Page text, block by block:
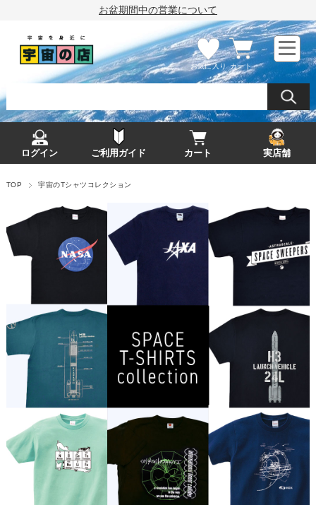
お盆期間中の営業について
お気に入り カート
ログイン ご利用ガイド カート 実店舗
TOP 宇宙のTシャツコレクション